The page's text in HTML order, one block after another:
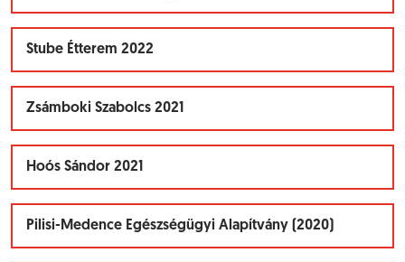
Stube Étterem 2022
Zsámboki Szabolcs 2021
Hoós Sándor 2021
Pilisi-Medence Egészségügyi Alapítvány (2020)